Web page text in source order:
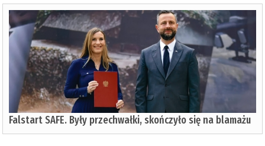
Falstart SAFE. Były przechwałki, skończyło się na blamażu